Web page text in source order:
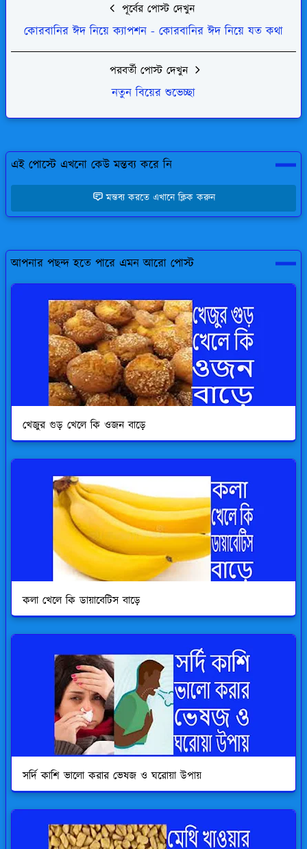
পূর্বের পোস্ট দেখুন
কোরবানির ঈদ নিয়ে ক্যাপশন - কোরবানির ঈদ নিয়ে যত কথা
পরবর্তী পোস্ট দেখুন
নতুন বিয়ের শুভেচ্ছা
এই পোস্টে এখনো কেউ মন্তব্য করে নি
মন্তব্য করতে এখানে ক্লিক করুন
আপনার পছন্দ হতে পারে এমন আরো পোস্ট
খেজুর গুড় খেলে কি ওজন বাড়ে
কলা খেলে কি ডায়াবেটিস বাড়ে
সর্দি কাশি ভালো করার ভেষজ ও ঘরোয়া উপায়